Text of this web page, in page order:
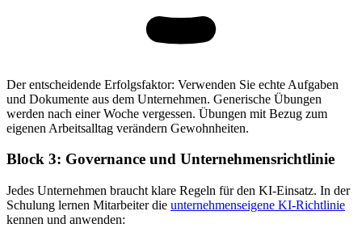
Der entscheidende Erfolgsfaktor: Verwenden Sie echte Aufgaben
und Dokumente aus dem Unternehmen. Generische Übungen
werden nach einer Woche vergessen. Übungen mit Bezug zum
eigenen Arbeitsalltag verändern Gewohnheiten.
Block 3: Governance und Unternehmensrichtlinie
Jedes Unternehmen braucht klare Regeln für den KI-Einsatz. In der
Schulung lernen Mitarbeiter die unternehmenseigene KI-Richtlinie
kennen und anwenden: